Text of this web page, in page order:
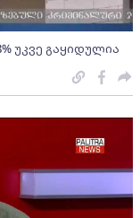
უკვე გაყიდულია